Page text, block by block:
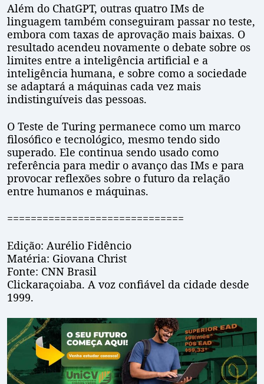
Além do ChatGPT, outras quatro IMs de
linguagem também conseguiram passar no teste,
embora com taxas de aprovação mais baixas. O
resultado acendeu novamente o debate sobre os
limites entre a inteligência artificial e a
inteligência humana, e sobre como a sociedade
se adaptará a máquinas cada vez mais
indistinguíveis das pessoas.
O Teste de Turing permanece como um marco
filosófico e tecnológico, mesmo tendo sido
superado. Ele continua sendo usado como
referência para medir o avanço das IMs e para
provocar reflexões sobre o futuro da relação
entre humanos e máquinas.
==============================
Edição: Aurélio Fidêncio
Matéria: Giovana Christ
Fonte: CNN Brasil
Clickaraçoiaba. A voz confiável da cidade desde
1999.